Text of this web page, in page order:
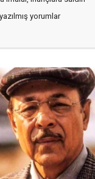
yorumlar